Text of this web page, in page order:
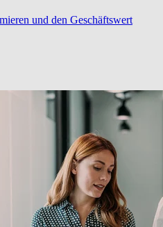
und den Geschäftswert